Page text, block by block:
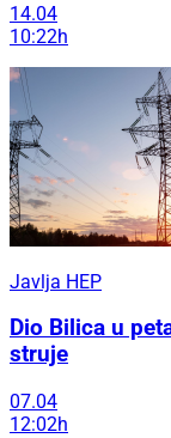
14.04
10:22h
Javlja HEP
Dio Bilica u
struje
07.04
12:02h